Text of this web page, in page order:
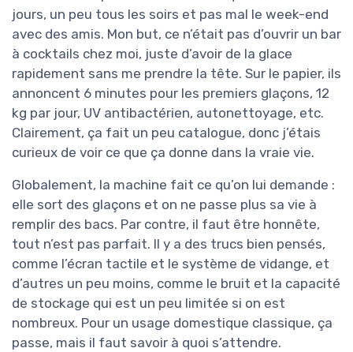
jours, un peu tous les soirs et pas mal le week-end
avec des amis. Mon but, ce n’était pas d’ouvrir un bar
à cocktails chez moi, juste d’avoir de la glace
rapidement sans me prendre la tête. Sur le papier, ils
annoncent 6 minutes pour les premiers glaçons, 12
kg par jour, UV antibactérien, autonettoyage, etc.
Clairement, ça fait un peu catalogue, donc j’étais
curieux de voir ce que ça donne dans la vraie vie.
Globalement, la machine fait ce qu’on lui demande :
elle sort des glaçons et on ne passe plus sa vie à
remplir des bacs. Par contre, il faut être honnête,
tout n’est pas parfait. Il y a des trucs bien pensés,
comme l’écran tactile et le système de vidange, et
d’autres un peu moins, comme le bruit et la capacité
de stockage qui est un peu limitée si on est
nombreux. Pour un usage domestique classique, ça
passe, mais il faut savoir à quoi s’attendre.